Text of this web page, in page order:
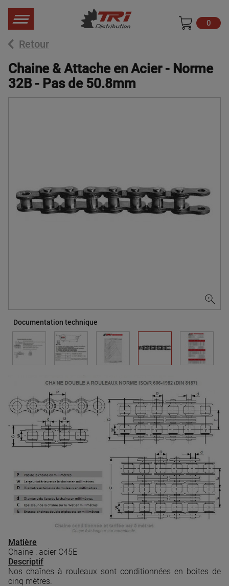
0
Retour
Chaine & Attache en Acier - Norme
32B - Pas de 50.8mm
Documentation technique
Matière
Chaine : acier C45E
Descriptif
Nos chaînes à rouleaux sont conditionnées en boites de
cinq mètres